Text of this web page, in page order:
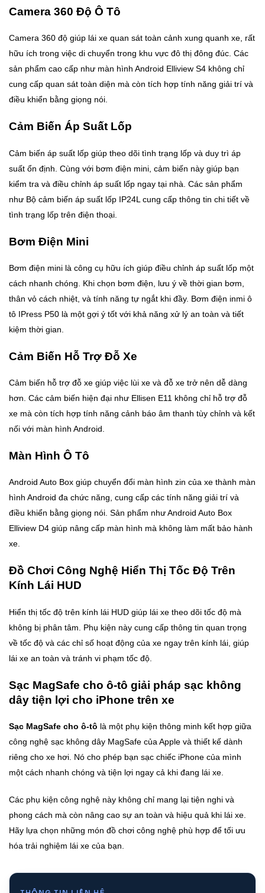
Camera 360 Độ Ô Tô
Camera 360 độ giúp lái xe quan sát toàn cảnh xung quanh xe, rất
hữu ích trong việc di chuyển trong khu vực đô thị đông đúc. Các
sản phẩm cao cấp như màn hình Android Elliview S4 không chỉ
cung cấp quan sát toàn diện mà còn tích hợp tính năng giải trí và
điều khiển bằng giọng nói.
Cảm Biến Áp Suất Lốp
Cảm biến áp suất lốp giúp theo dõi tình trạng lốp và duy trì áp
suất ổn định. Cùng với bơm điện mini, cảm biến này giúp bạn
kiểm tra và điều chỉnh áp suất lốp ngay tại nhà. Các sản phẩm
như Bộ cảm biến áp suất lốp IP24L cung cấp thông tin chi tiết về
tình trạng lốp trên điện thoại.
Bơm Điện Mini
Bơm điện mini là công cụ hữu ích giúp điều chỉnh áp suất lốp một
cách nhanh chóng. Khi chọn bơm điện, lưu ý về thời gian bơm,
thân vỏ cách nhiệt, và tính năng tự ngắt khi đầy. Bơm điện inmi ô
tô IPress P50 là một gợi ý tốt với khả năng xử lý an toàn và tiết
kiệm thời gian.
Cảm Biến Hỗ Trợ Đỗ Xe
Cảm biến hỗ trợ đỗ xe giúp việc lùi xe và đỗ xe trở nên dễ dàng
hơn. Các cảm biến hiện đại như Ellisen E11 không chỉ hỗ trợ đỗ
xe mà còn tích hợp tính năng cảnh báo âm thanh tùy chỉnh và kết
nối với màn hình Android.
Màn Hình Ô Tô
Android Auto Box giúp chuyển đổi màn hình zin của xe thành màn
hình Android đa chức năng, cung cấp các tính năng giải trí và
điều khiển bằng giọng nói. Sản phẩm như Android Auto Box
Elliview D4 giúp nâng cấp màn hình mà không làm mất bảo hành
xe.
Đồ Chơi Công Nghệ Hiển Thị Tốc Độ Trên
Kính Lái HUD
Hiển thị tốc độ trên kính lái HUD giúp lái xe theo dõi tốc độ mà
không bị phân tâm. Phụ kiện này cung cấp thông tin quan trọng
về tốc độ và các chỉ số hoạt động của xe ngay trên kính lái, giúp
lái xe an toàn và tránh vi phạm tốc độ.
Sạc MagSafe cho ô-tô giải pháp sạc không
dây tiện lợi cho iPhone trên xe
Sạc MagSafe cho ô-tô là một phụ kiện thông minh kết hợp giữa
công nghệ sạc không dây MagSafe của Apple và thiết kế dành
riêng cho xe hơi. Nó cho phép bạn sạc chiếc iPhone của mình
một cách nhanh chóng và tiện lợi ngay cả khi đang lái xe.
Các phụ kiện công nghệ này không chỉ mang lại tiện nghi và
phong cách mà còn nâng cao sự an toàn và hiệu quả khi lái xe.
Hãy lựa chọn những món đồ chơi công nghệ phù hợp để tối ưu
hóa trải nghiệm lái xe của bạn.